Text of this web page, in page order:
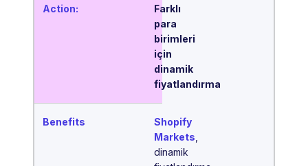
Farklı
para
birimleri
için
dinamik
fiyatlandırma
Shopify
Markets
dinamik